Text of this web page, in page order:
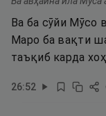
Ва ба сӯйи Мӯсо
Маро ба вақти
таъқиб карда
26:52